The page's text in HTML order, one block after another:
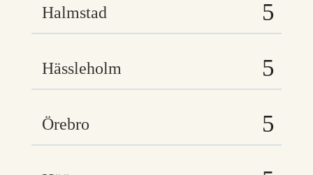
Halmstad
Hässleholm
Örebro